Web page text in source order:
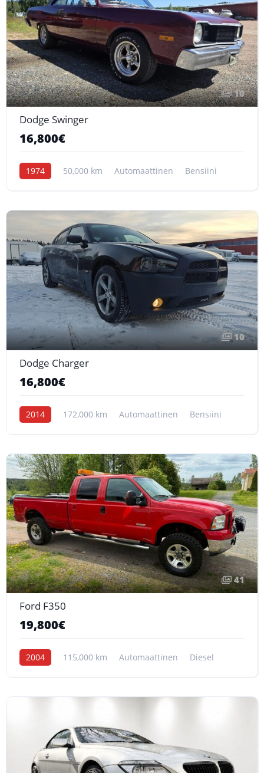
10
Dodge Swinger
16,800€
1974 50,000 km Automaattinen Bensiini
10
Dodge Charger
16,800€
2014 172,000 km Automaattinen Bensiini
41
Ford F350
19,800€
2004 115,000 km Automaattinen Diesel